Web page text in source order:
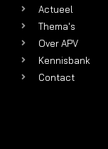
Actueel
Thema's
Over APV
Kennisbank
Contact